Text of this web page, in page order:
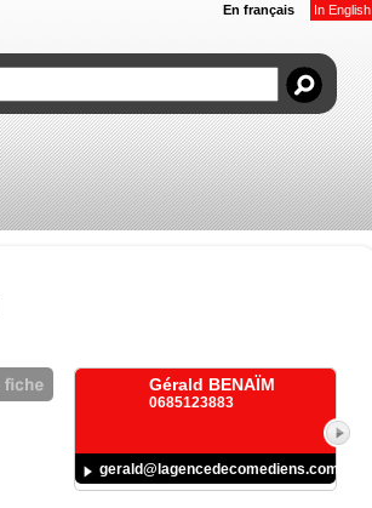
En français In English
Gérald BENAÏM
0685123883
gerald@lagencedecomediens.com